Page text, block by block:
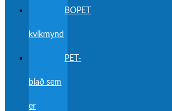
BOPET
kvikmynd
PET-
blað sem
er